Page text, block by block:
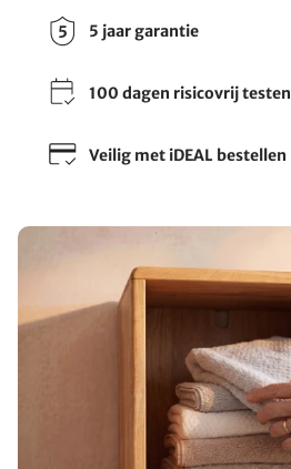
5 jaar garantie
100 dagen risicovrij testen
Veilig met iDEAL bestellen